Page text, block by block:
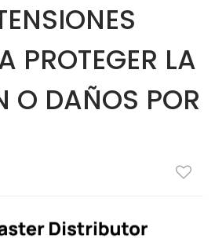
PROTEGER LA
O DAÑOS POR